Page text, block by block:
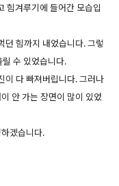
힘겨루기에 들어간 모습입
던 힘까지 내었습니다. 그렇
수 있었습니다.
이 다 빠져버립니다. 그러나
안 가는 장면이 많이 있었
겠습니다.